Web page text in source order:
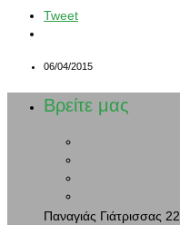
Tweet
06/04/2015
Βρείτε μας
Παναγιάς Γιάτρισσας 22